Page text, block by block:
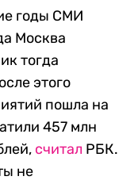
годы СМИ
Москва
тогда
этого
пошла на
457 млн
считал РБК.
не